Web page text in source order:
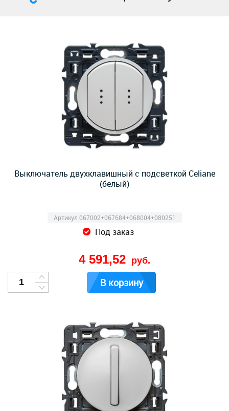
Выключатель двухклавишный с подсветкой Celiane
(белый)
Артикул 067002+067684+068004+080251
Под заказ
4 591,52 руб.
В корзину